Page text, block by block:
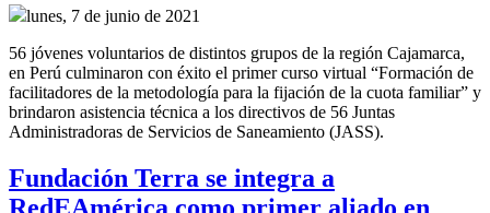
lunes, 7 de junio de 2021
56 jóvenes voluntarios de distintos grupos de la región Cajamarca,
en Perú culminaron con éxito el primer curso virtual “Formación de
facilitadores de la metodología para la fijación de la cuota familiar” y
brindaron asistencia técnica a los directivos de 56 Juntas
Administradoras de Servicios de Saneamiento (JASS).
Fundación Terra se integra a